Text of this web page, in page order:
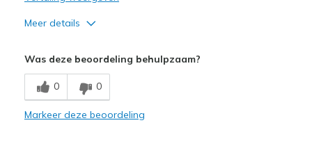
Meer details
Was deze beoordeling behulpzaam?
0 0
Markeer deze beoordeling